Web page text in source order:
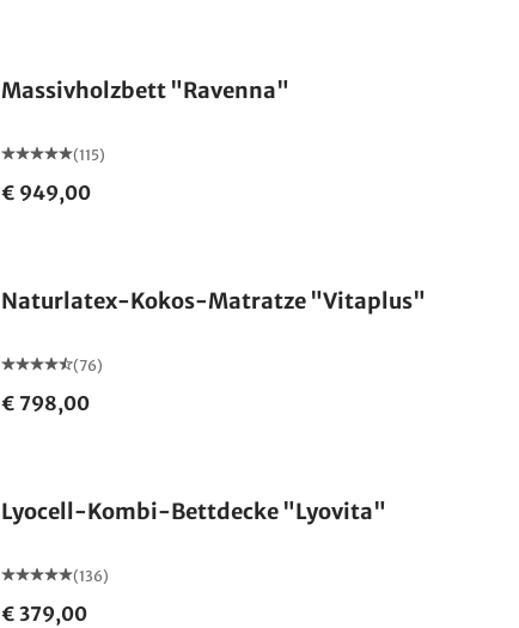
Massivholzbett "Ravenna"
(115)
€ 949,00
Naturlatex-Kokos-Matratze "Vitaplus"
(76)
€ 798,00
Lyocell-Kombi-Bettdecke "Lyovita"
(136)
€ 379,00